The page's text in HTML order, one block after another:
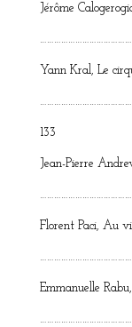
Jérôme
Yann Kral, Le
133
Jean-Pierre
Florent Paci, Au
Emmanuelle